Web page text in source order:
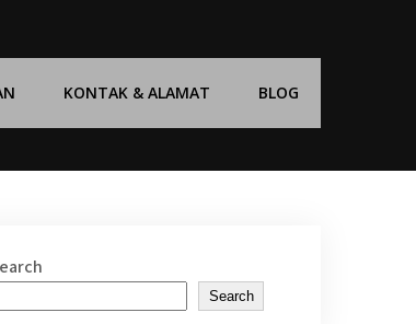
KONTAK & ALAMAT BLOG
Search